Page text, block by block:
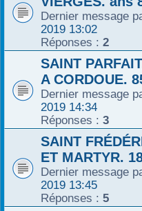
Dernier message
2019 13:02
Réponses : 2
SAINT
A CORDOUE.
Dernier message
2019 14:34
Réponses : 3
SAINT
ET MARTYR.
Dernier message
2019 13:45
Réponses : 5